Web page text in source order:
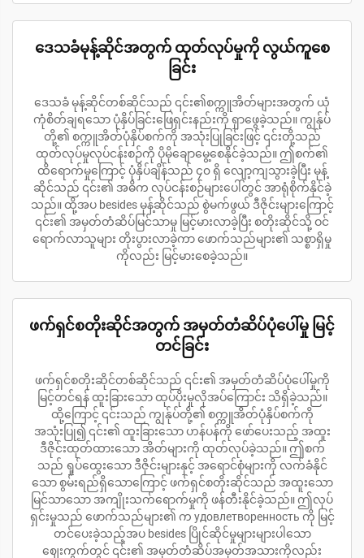
ဒေသခံမုန့်ဆိုင်အတွက် ထုတ်လုပ်မှုကို လွယ်ကူစေ
ခြင်း
ဒေသခံ မုန့်ဆိုင်တစ်ဆိုင်သည် ၎င်း၏စက္ကူအိတ်များအတွက် ယုံ
ကုံစိတ်ချရသော ပုံနှိပ်ခြင်းဖြေရှင်းနည်းကို ရှာဖွေခဲ့သည်။ ကျွန်ုပ်
တို့၏ စက္ကူအိတ်ပုံနှိပ်စက်ကို အသုံးပြုခြင်းဖြင့် ၎င်းတို့သည်
ထုတ်လုပ်မှုလုပ်ငန်းစဉ်ကို ပိုမိုချောမွေ့စေနိုင်ခဲ့သည်။ ဤစက်၏
ထိရောက်မှုကြောင့် ပုံနှိပ်ချိန်သည် ၄၀ ရှိ လျော့ကျသွားခဲ့ပြီး မုန့်
ဆိုင်သည် ၎င်း၏ အဓိက လုပ်ငန်းစဉ်များပေါ်တွင် အာရုံစိုက်နိုင်ခဲ့
သည်။ ထို့အပ besides မုန့်ဆိုင်သည် စွဲမက်ဖွယ် ဒီဇိုင်းများကြောင့်
၎င်း၏ အမှတ်တံဆိပ်မြင်သာမှု မြင့်မားလာခဲ့ပြီး စတိုးဆိုင်သို့ ဝင်
ရောက်လာသူများ တိုးပွားလာခဲ့ကာ ဖောက်သည်များ၏ သစ္စာရှိမှု
ကိုလည်း မြင့်မားစေခဲ့သည်။
ဖက်ရှင်စတိုးဆိုင်အတွက် အမှတ်တံဆိပ်ပုံပေါ်မှု မြင့်
တင်ခြင်း
ဖက်ရှင်စတိုးဆိုင်တစ်ဆိုင်သည် ၎င်း၏ အမှတ်တံဆိပ်ပုံပေါ်မှုကို
မြင့်တင်ရန် ထူးခြားသော ထုပ်ပိုးမှုလိုအပ်ကြောင်း သိရှိခဲ့သည်။
ထို့ကြောင့် ၎င်းသည် ကျွန်ုပ်တို့၏ စက္ကူအိတ်ပုံနှိပ်စက်ကို
အသုံးပြု၍ ၎င်း၏ ထူးခြားသော ဟန်ပန်ကို ဖော်ပေးသည့် အထူး
ဒီဇိုင်းထုတ်ထားသော အိတ်များကို ထုတ်လုပ်ခဲ့သည်။ ဤစက်
သည် ရှုပ်ထွေးသော ဒီဇိုင်းများနှင့် အရောင်စုံများကို လက်ခံနိုင်
သော စွမ်းရည်ရှိသောကြောင့် ဖက်ရှင်စတိုးဆိုင်သည် အထူးသော
မြင်သာသော အကျိုးသက်ရောက်မှုကို ဖန်တီးနိုင်ခဲ့သည်။ ဤလုပ်
ရှင်းမှုသည် ဖောက်သည်များ၏ က удовлетворенность ကို မြင့်
တင်ပေးခဲ့သည့်အပ besides ပြိုင်ဆိုင်မှုများများပါသော
ဈေးကွက်တွင် ၎င်း၏ အမှတ်တံဆိပ်အမှတ်အသားကိုလည်း